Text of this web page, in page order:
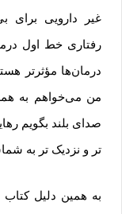
غیر دارویی برای
رفتاری خط اول
درمان‌ها مؤثرتر
من می‌خواهم به
صدای بلند بگویم
تر و نزدیک تر به
به همین دلیل